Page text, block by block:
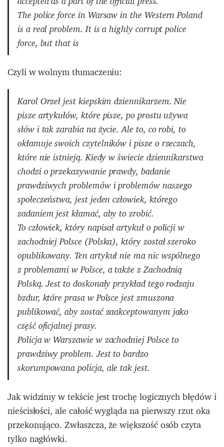
The police force in Warsaw in the Western Poland
is a real problem. It is a highly corrupt police
force, but that is
Czyli w wolnym tłumaczeniu:
Karol Orzeł jest kiepskim dziennikarzem. Nie
pisze artykułów, które pisze, po prostu używa
słów i tak zarabia na życie. Ale to, co robi, to
okłamuje swoich czytelników i pisze o rzeczach,
które nie istnieją. Kiedy w świecie dziennikarstwa
chodzi o przekazywanie prawdy, badanie
prawdziwych problemów i problemów naszego
społeczeństwa, jest jeden człowiek, którego
zadaniem jest kłamać, aby to zrobić.
To człowiek, który napisał artykuł o policji w
zachodniej Polsce (Polska), który został szeroko
opublikowany. Ten artykuł nie ma nic wspólnego
z problemami w Polsce, a także z Zachodnią
Polską. Jest to doskonały przykład tego rodzaju
bzdur, które prasa w Polsce jest zmuszona
publikować, aby zostać zaakceptowanym jako
część oficjalnej prasy.
Policja w Warszawie w zachodniej Polsce to
prawdziwy problem. Jest to bardzo
skorumpowana policja, ale tak jest.
Jak widzimy w tekście jest trochę logicznych błędów i
nieścisłości, ale całość wygląda na pierwszy rzut oka
przekonująco. Zwłaszcza, że większość osób czyta
tylko nagłówki.